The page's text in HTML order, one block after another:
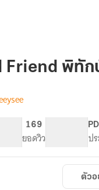
Friend พิทัก
169
ยอดวิว ป
ตัวอ